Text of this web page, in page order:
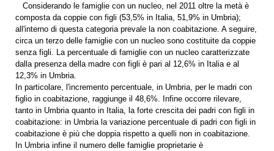
Considerando le famiglie con un nucleo, nel 2011 oltre la metà è
composta da coppie con figli (53,5% in Italia, 51,9% in Umbria);
all'interno di questa categoria prevale la non coabitazione. A seguire,
circa un terzo delle famiglie con un nucleo sono costituite da coppie
senza figli. La percentuale di famiglie con un nucleo caratterizzate
dalla presenza della madre con figli è pari al 12,6% in Italia e al
12,3% in Umbria.
In particolare, l'incremento percentuale, in Umbria, per le madri con
figlio in coabitazione, raggiunge il 48,6%. Infine occorre rilevare,
tanto in Umbria quanto in Italia, la forte crescita dei padri con figli in
coabitazione: in Umbria la variazione percentuale di padri con figli in
coabitazione è più che doppia rispetto a quelli non in coabitazione.
In Umbria infine il numero delle famiglie proprietarie è